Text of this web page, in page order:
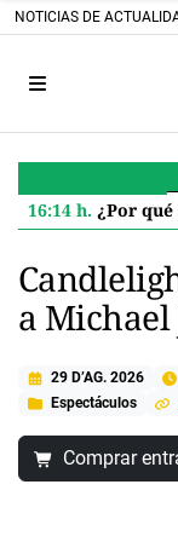
NOTICIAS DE
16:14 h. ¿Por qué Microsoft
a Michael
29 D’AG. 2026
Espectáculos
Comprar